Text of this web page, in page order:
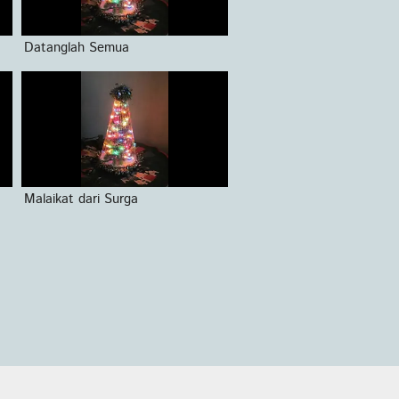
Datanglah Semua
Malaikat dari Surga